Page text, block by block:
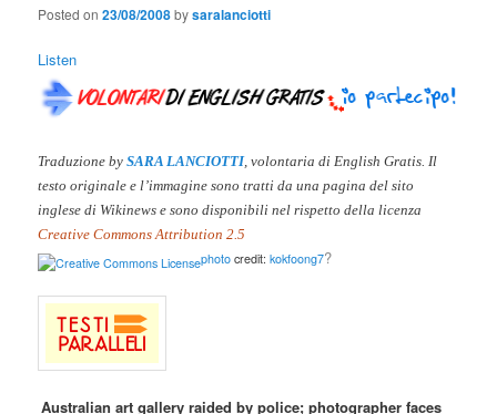
Posted on23/08/2008bysaralanciotti
Listen
Traduzione bySARA LANCIOTTI, volontaria di English Gratis. Il
testo originale e l’immagine sono tratti da una pagina del sito
inglese di Wikinews e sono disponibili nel rispetto della licenza
Creative Commons Attribution 2.5
photo credit:kokfoong7?
Australian art gallery raided by police; photographer faces